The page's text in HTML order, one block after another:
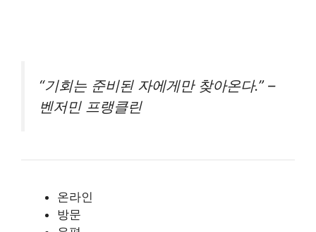
“기회는 준비된 자에게만 찾아온다.” –
벤저민 프랭클린
온라인
방문